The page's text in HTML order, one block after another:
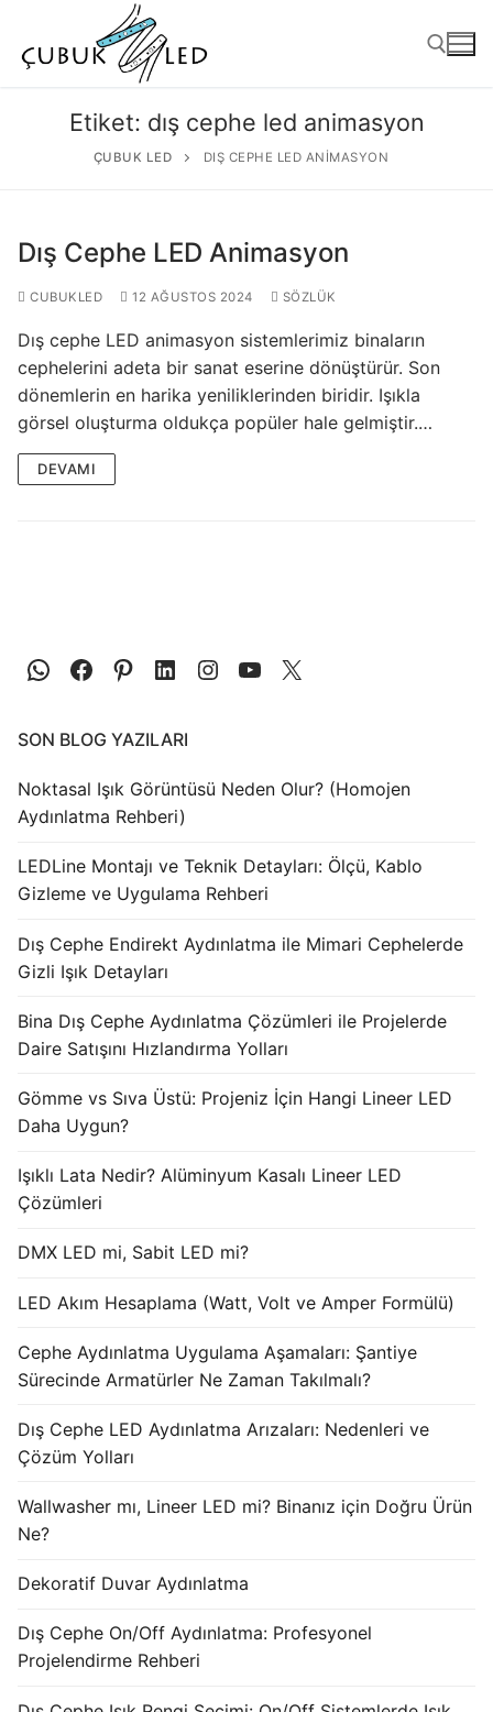
ANASAYFA
ÜRÜNLER
LED Modüller
Sabit Gerilim Şerit LED
Sabit Gerilim Çubuk LED
Sabit Akım Çubuk LED
LED Profilleri
Işık Kontrol Sistemleri
İç Mekan LED Driver
DMX BİLGİ
DMX Nedir? Ürün Çeşitleri Nelerdir?
Cephe Animasyon LEDLine Serisi
Cephe Animasyon WallWasher Serisi
KATALOG
HAKKIMIZDA
SSS
Etiket: dış cephe led animasyon
ÇUBUK LED DIŞ CEPHE LED ANIMASYON
Dış Cephe LED Animasyon
CUBUKLED 12 AĞUSTOS 2024 SÖZLÜK
Dış cephe LED animasyon sistemlerimiz binaların
cephelerini adeta bir sanat eserine dönüştürür. Son
dönemlerin en harika yeniliklerinden biridir. Işıkla
görsel oluşturma oldukça popüler hale gelmiştir.…
DEVAMI
SON BLOG YAZILARI
Noktasal Işık Görüntüsü Neden Olur? (Homojen
Aydınlatma Rehberi)
LEDLine Montajı ve Teknik Detayları: Ölçü, Kablo
Gizleme ve Uygulama Rehberi
Dış Cephe Endirekt Aydınlatma ile Mimari Cephelerde
Gizli Işık Detayları
Bina Dış Cephe Aydınlatma Çözümleri ile Projelerde
Daire Satışını Hızlandırma Yolları
Gömme vs Sıva Üstü: Projeniz İçin Hangi Lineer LED
Daha Uygun?
Işıklı Lata Nedir? Alüminyum Kasalı Lineer LED
Çözümleri
DMX LED mi, Sabit LED mi?
LED Akım Hesaplama (Watt, Volt ve Amper Formülü)
Cephe Aydınlatma Uygulama Aşamaları: Şantiye
Sürecinde Armatürler Ne Zaman Takılmalı?
Dış Cephe LED Aydınlatma Arızaları: Nedenleri ve
Çözüm Yolları
Wallwasher mı, Lineer LED mi? Binanız için Doğru Ürün
Ne?
Dekoratif Duvar Aydınlatma
Dış Cephe On/Off Aydınlatma: Profesyonel
Projelendirme Rehberi